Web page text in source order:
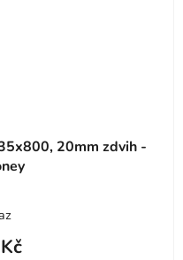
20mm zdvih -